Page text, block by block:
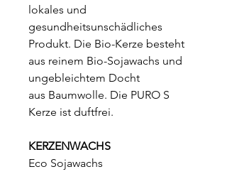
lokales und
gesundheitsunschädliches
Produkt. Die Bio-Kerze besteht
aus reinem Bio-Sojawachs und
ungebleichtem Docht
aus Baumwolle. Die PURO S
Kerze ist duftfrei.
KERZENWACHS
Eco Sojawachs